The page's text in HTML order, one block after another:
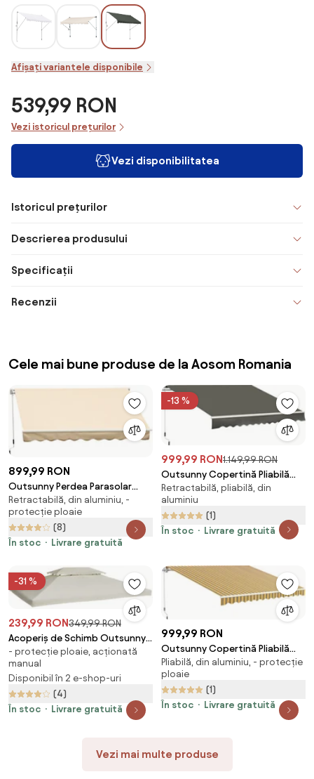
Afișați variantele disponibile
539,99 RON
Vezi istoricul prețurilor
Vezi disponibilitatea
Istoricul prețurilor
Descrierea produsului
Specificații
Recenzii
Cele mai bune produse de la Aosom Romania
899,99 RON
Outsunny Perdea Parasolar
Rulou de Perete pentru Exterior,
Impermeabilă, din Aluminiu și
Poliester, 3x2.5m, Bej | Aosom
Romania
Retractabilă, din aluminiu, -
protecție ploaie
(8)
În stoc
Livrare gratuită
-13 %
999,99 RON1.149,99 RON
Outsunny Copertină Pliabilă
pentru Exterior, Copertină Tip
Roll-Up cu Deschidere Manivelă,
350x250 cm, Gri | Aosom
Romania
Retractabilă, pliabilă, din
aluminiu
(1)
În stoc
Livrare gratuită
-31 %
239,99 RON349,99 RON
Acoperiș de Schimb Outsunny
Impermeabil pentru foisor,
Dublu Strat 3x4m | AOSOM RO
- protecție ploaie, acționată
manual
Disponibil în 2 e-shop-uri
(4)
În stoc
Livrare gratuită
999,99 RON
Outsunny Copertină Pliabilă
pentru Exterior, Copertină Tip
Roll-Up cu Deschidere Manivelă,
350x250 cm, Galben | Aosom
Romania
Pliabilă, din aluminiu, - protecție
ploaie
(1)
În stoc
Livrare gratuită
Vezi mai multe produse